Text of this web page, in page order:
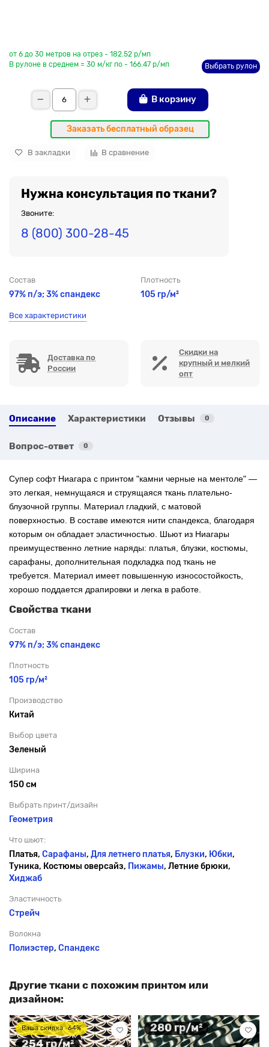
от 6 до 30 метров на отрез - 182.52 р/мп
В рулоне в среднем = 30 м/кг по - 166.47 р/мп
Выбрать рулон
В корзину
Заказать бесплатный образец
В закладки В сравнение
Нужна консультация по ткани?
Звоните:
8 (800) 300-28-45
Состав
97% п/э; 3% спандекс
Плотность
105 гр/м²
Все характеристики
Доставка по
России
Скидки на
крупный и мелкий
опт
Описание Характеристики Отзывы 0
Вопрос-ответ 0
Супер софт Ниагара с принтом "камни черные на ментоле" —
это легкая, немнущаяся и струящаяся ткань плательно-
блузочной группы. Материал гладкий, с матовой
поверхностью. В составе имеются нити спандекса, благодаря
которым он обладает эластичностью. Шьют из Ниагары
преимущественно летние наряды: платья, блузки, костюмы,
сарафаны, дополнительная подкладка под ткань не
требуется. Материал имеет повышенную износостойкость,
хорошо поддается драпировки и легка в работе.
Свойства ткани
Состав
97% п/э; 3% спандекс
Плотность
105 гр/м²
Производство
Китай
Выбор цвета
Зеленый
Ширина
150 см
Выбрать принт/дизайн
Геометрия
Что шьют:
Платья, Сарафаны, Для летнего платья, Блузки, Юбки,
Туника, Костюмы оверсайз, Пижамы, Летние брюки,
Хиджаб
Эластичность
Стрейч
Волокна
Полиэстер, Спандекс
Другие ткани с похожим принтом или
дизайном:
Ваша скидка -64%
254 гр/м²
280 гр/м²